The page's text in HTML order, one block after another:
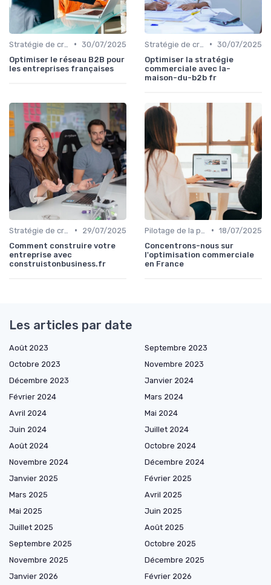
• 30/07/2025
Optimiser le réseau B2B pour
les entreprises françaises
• 30/07/2025
Optimiser la stratégie
commerciale avec la-
maison-du-b2b fr
•
29/07/2025
Comment construire votre
entreprise avec
construistonbusiness.fr
• 18/07/2025
Concentrons-nous sur
l'optimisation commerciale
en France
Les articles par date
Août 2023
Septembre 2023
Octobre 2023
Novembre 2023
Décembre 2023
Janvier 2024
Février 2024
Mars 2024
Avril 2024
Mai 2024
Juin 2024
Juillet 2024
Août 2024
Octobre 2024
Novembre 2024
Décembre 2024
Janvier 2025
Février 2025
Mars 2025
Avril 2025
Mai 2025
Juin 2025
Juillet 2025
Août 2025
Septembre 2025
Octobre 2025
Novembre 2025
Décembre 2025
Janvier 2026
Février 2026